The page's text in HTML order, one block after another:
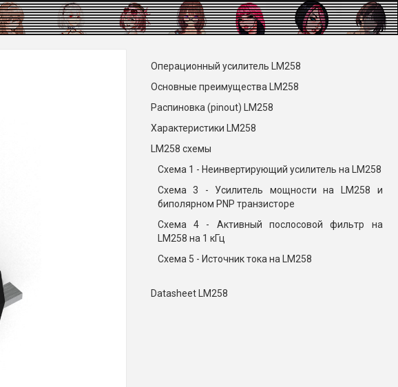
Операционный усилитель LM258
Основные преимущества LM258
Распиновка (pinout) LM258
Характеристики LM258
LM258 схемы
Схема 1 - Неинвертирующий усилитель на LM258
Схема 3 - Усилитель мощности на LM258 и
биполярном PNP транзисторе
Схема 4 - Активный послосовой фильтр на
LM258 на 1 кГц
Схема 5 - Источник тока на LM258
Datasheet LM258